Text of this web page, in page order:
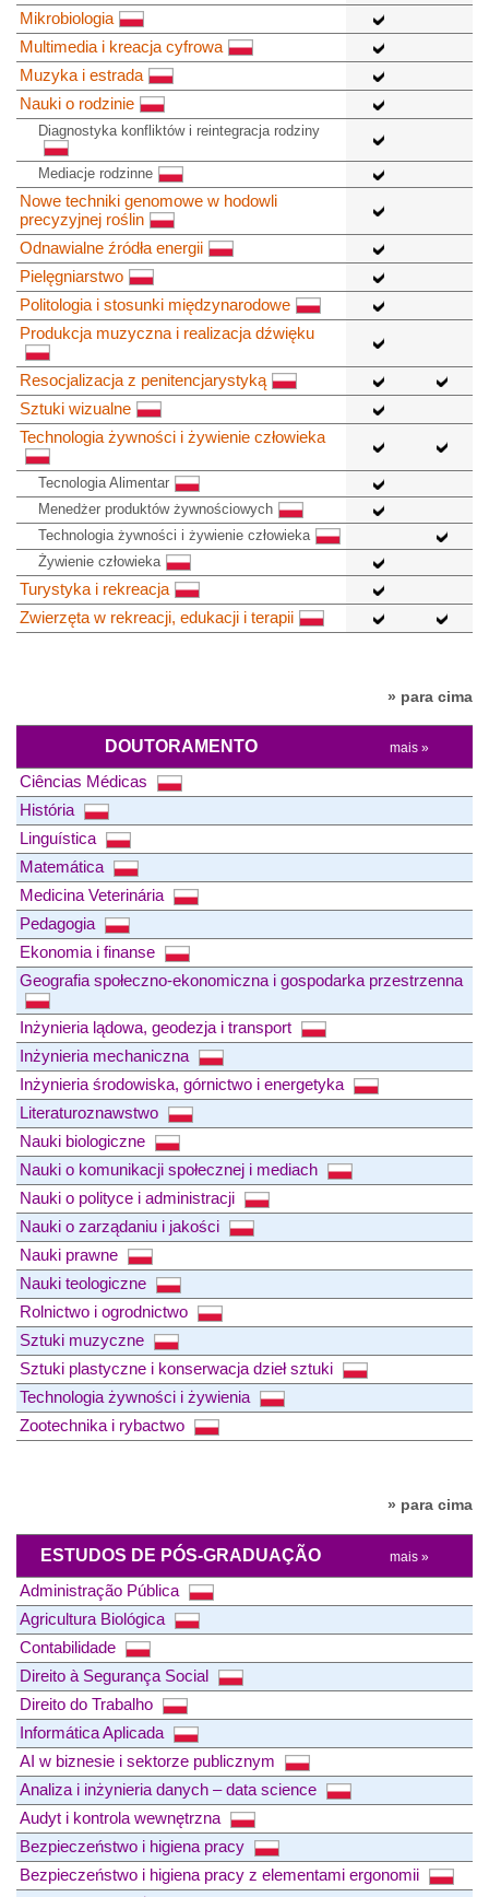
Mikrobiologia
Multimedia i kreacja cyfrowa
Muzyka i estrada
Nauki o rodzinie
Diagnostyka konfliktów i reintegracja rodziny
Mediacje rodzinne
Nowe techniki genomowe w hodowli
precyzyjnej roślin
Odnawialne źródła energii
Pielęgniarstwo
Politologia i stosunki międzynarodowe
Produkcja muzyczna i realizacja dźwięku
Resocjalizacja z penitencjarystyką
Sztuki wizualne
Technologia żywności i żywienie człowieka
Tecnologia Alimentar
Menedżer produktów żywnościowych
Technologia żywności i żywienie człowieka
Żywienie człowieka
Turystyka i rekreacja
Zwierzęta w rekreacji, edukacji i terapii
» para cima
DOUTORAMENTO mais »
Ciências Médicas
História
Linguística
Matemática
Medicina Veterinária
Pedagogia
Ekonomia i finanse
Geografia społeczno-ekonomiczna i gospodarka przestrzenna
Inżynieria lądowa, geodezja i transport
Inżynieria mechaniczna
Inżynieria środowiska, górnictwo i energetyka
Literaturoznawstwo
Nauki biologiczne
Nauki o komunikacji społecznej i mediach
Nauki o polityce i administracji
Nauki o zarządaniu i jakości
Nauki prawne
Nauki teologiczne
Rolnictwo i ogrodnictwo
Sztuki muzyczne
Sztuki plastyczne i konserwacja dzieł sztuki
Technologia żywności i żywienia
Zootechnika i rybactwo
» para cima
ESTUDOS DE PÓS-GRADUAÇÃO mais »
Administração Pública
Agricultura Biológica
Contabilidade
Direito à Segurança Social
Direito do Trabalho
Informática Aplicada
AI w biznesie i sektorze publicznym
Analiza i inżynieria danych – data science
Audyt i kontrola wewnętrzna
Bezpieczeństwo i higiena pracy
Bezpieczeństwo i higiena pracy z elementami ergonomii